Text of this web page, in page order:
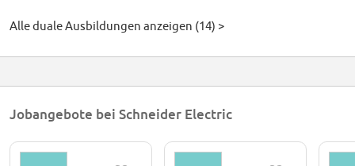
Alle duale Ausbildungen anzeigen (14) >
Jobangebote bei Schneider Electric